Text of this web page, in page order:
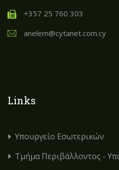
+357 25 760 303
anelem@cytanet.com.cy
Links
Υπουργείο Εσωτερικών
Τμήμα Περιβάλλοντος -